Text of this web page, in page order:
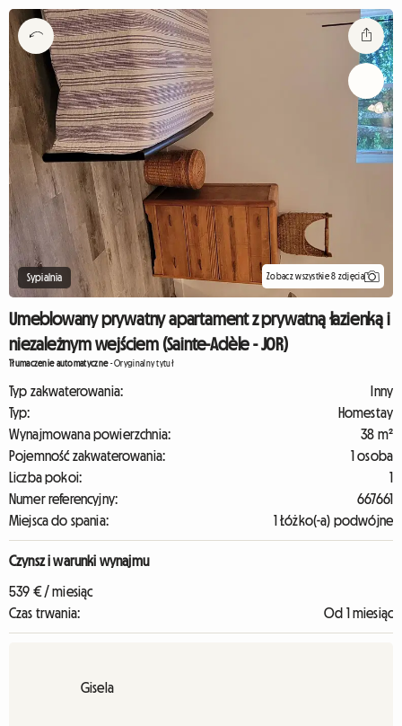
Sypialnia Zobacz wszystkie 8 zdjęcia
Umeblowany prywatny apartament z prywatną łazienką i
niezależnym wejściem (Sainte-Adèle - J0R)
Tłumaczenie automatyczne-Oryginalny tytuł
Typ zakwaterowania:
Inny
Typ:
Homestay
Wynajmowana powierzchnia:
38 m²
Pojemność zakwaterowania:
1 osoba
Liczba pokoi:
1
Numer referencyjny:
667661
Miejsca do spania:
1 Łóżko(-a) podwójne
Czynsz i warunki wynajmu
539 € / miesiąc
Czas trwania:
Od 1 miesiąc
Gisela